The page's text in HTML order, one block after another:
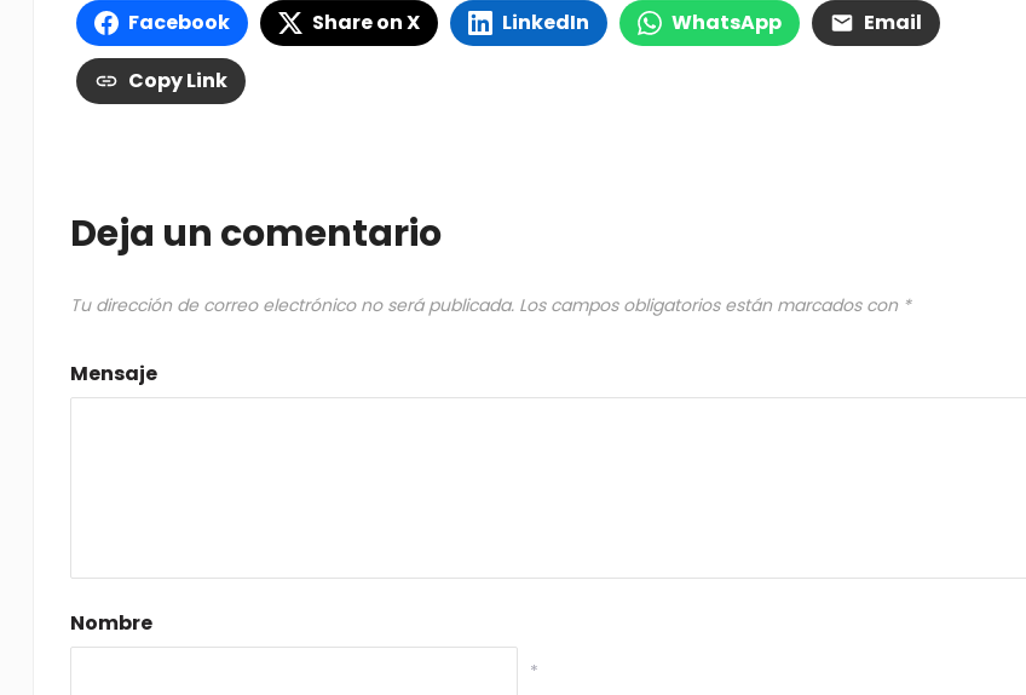
Facebook Share on X LinkedIn WhatsApp Email
Copy Link
Deja un comentario
Tu dirección de correo electrónico no será publicada. Los campos obligatorios están marcados con *
Mensaje
Nombre
*